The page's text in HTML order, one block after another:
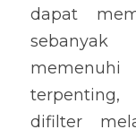
dapat
memenuhi
difilter